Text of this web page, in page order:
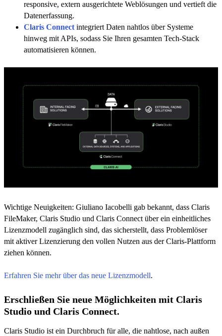
responsive, extern ausgerichtete Weblösungen und vertieft die
Datenerfassung.
Claris Connect integriert Daten nahtlos über Systeme
hinweg mit APIs, sodass Sie Ihren gesamten Tech-Stack
automatisieren können.
Wichtige Neuigkeiten: Giuliano Iacobelli gab bekannt, dass Claris
FileMaker, Claris Studio und Claris Connect über ein einheitliches
Lizenzmodell zugänglich sind, das sicherstellt, dass Problemlöser
mit aktiver Lizenzierung den vollen Nutzen aus der Claris-Plattform
ziehen können.
Erfahren Sie mehr über das neue Lizenzmodell.
Erschließen Sie neue Möglichkeiten mit Claris
Studio und Claris Connect.
Claris Studio ist ein Durchbruch für alle, die nahtlose, nach außen